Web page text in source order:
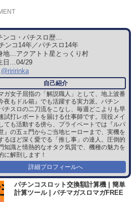
ンコ・パチスロ歴…
ンコ14年／パチスロ14年
地… アクアトト星とっくり村
日… 04/29
@riririnka
ガ女子屈指の「解説職人」として、地上波番
夜もドル箱』でも活躍する実力派。パチン
チスロの二刀流をこなし、毎週どこよりも早
試打レポートを届ける仕事師です。現役メイ
ても活動する傍ら、プライベートでは『ルパ
』の五ェ門からご当地ヒーローまで、実機を
るほど深く愛でる「推し事」の達人。圧倒的
知識と情熱的なオタク気質で、機種の魅力を
に解剖します！
詳細プロフィールへ
パチンコスロット交換額計算機 | 簡単
計算ツール | パチマガスロマガFREE